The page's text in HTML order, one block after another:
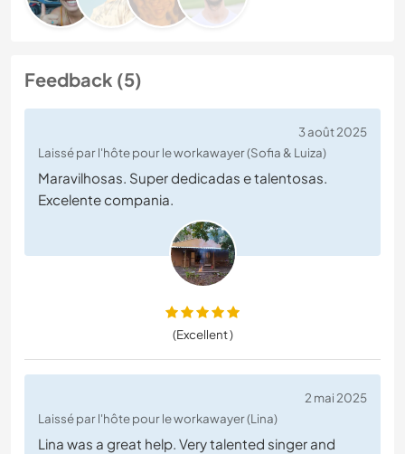
Feedback (5)
3 août 2025
Laissé par l'hôte pour le workawayer (Sofia & Luiza)
Maravilhosas. Super dedicadas e talentosas.
Excelente compania.
(Excellent )
2 mai 2025
Laissé par l'hôte pour le workawayer (Lina)
Lina was a great help. Very talented singer and